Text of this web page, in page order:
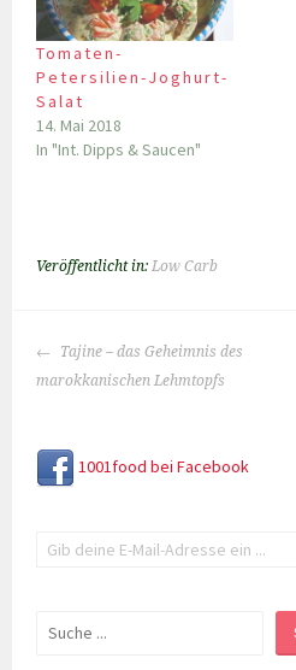
Tomaten-
Petersilien-Joghurt-
Salat
14. Mai 2018
In "Int. Dipps & Saucen"
Veröffentlicht in: Low Carb
BEITRAGS-
NAVIGATION
Tajine – das Geheimnis des
marokkanischen Lehmtopfs
1001food bei Facebook
Suchen